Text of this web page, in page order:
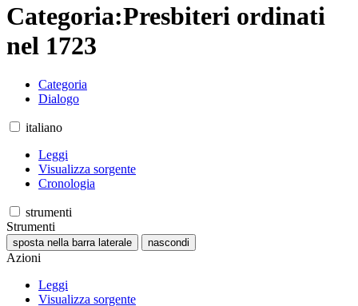
Categoria:Presbiteri ordinati
nel 1723
Categoria
Dialogo
italiano
Leggi
Visualizza sorgente
Cronologia
strumenti
Strumenti
sposta nella barra laterale nascondi
Azioni
Leggi
Visualizza sorgente